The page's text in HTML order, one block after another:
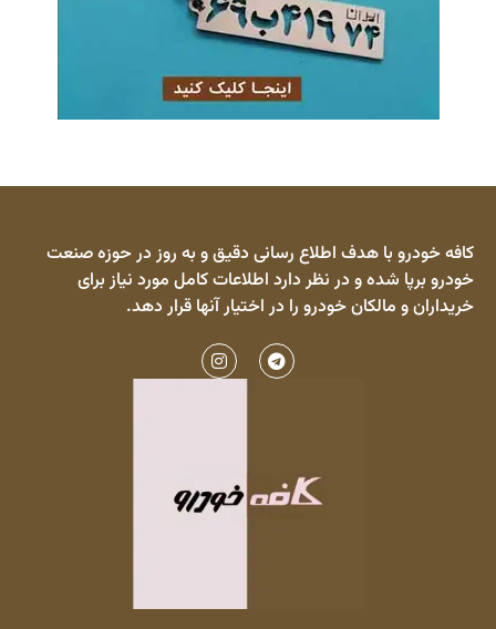
کافه خودرو با هدف اطلاع رسانی دقیق و به روز در حوزه صنعت
خودرو برپا شده و در نظر دارد اطلاعات کامل مورد نیاز برای
خریداران و مالکان خودرو را در اختیار آنها قرار دهد.